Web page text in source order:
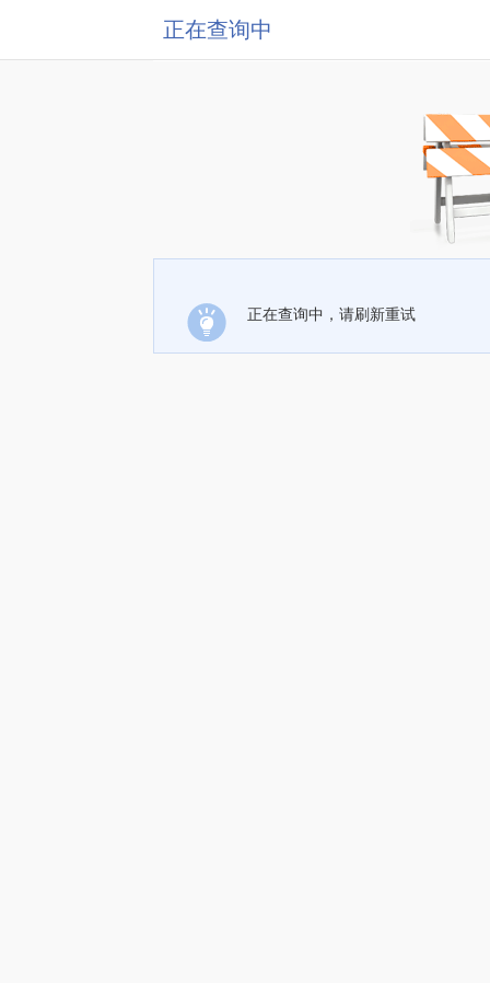
正在查询中
正在查询中，请刷新重试